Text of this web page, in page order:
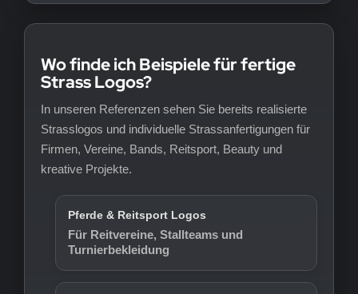
Wo finde ich Beispiele für fertige
Strass Logos?
In unseren Referenzen sehen Sie bereits realisierte
Strasslogos und individuelle Strassanfertigungen für
Firmen, Vereine, Bands, Reitsport, Beauty und
kreative Projekte.
Pferde & Reitsport Logos
Für Reitvereine, Stallteams und
Turnierbekleidung